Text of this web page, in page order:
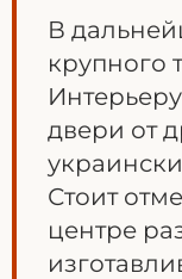
В
крупного
двери от
Стоит
центре